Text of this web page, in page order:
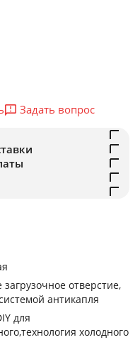
Задать вопрос
отверстие,
антикапля
для
холодного